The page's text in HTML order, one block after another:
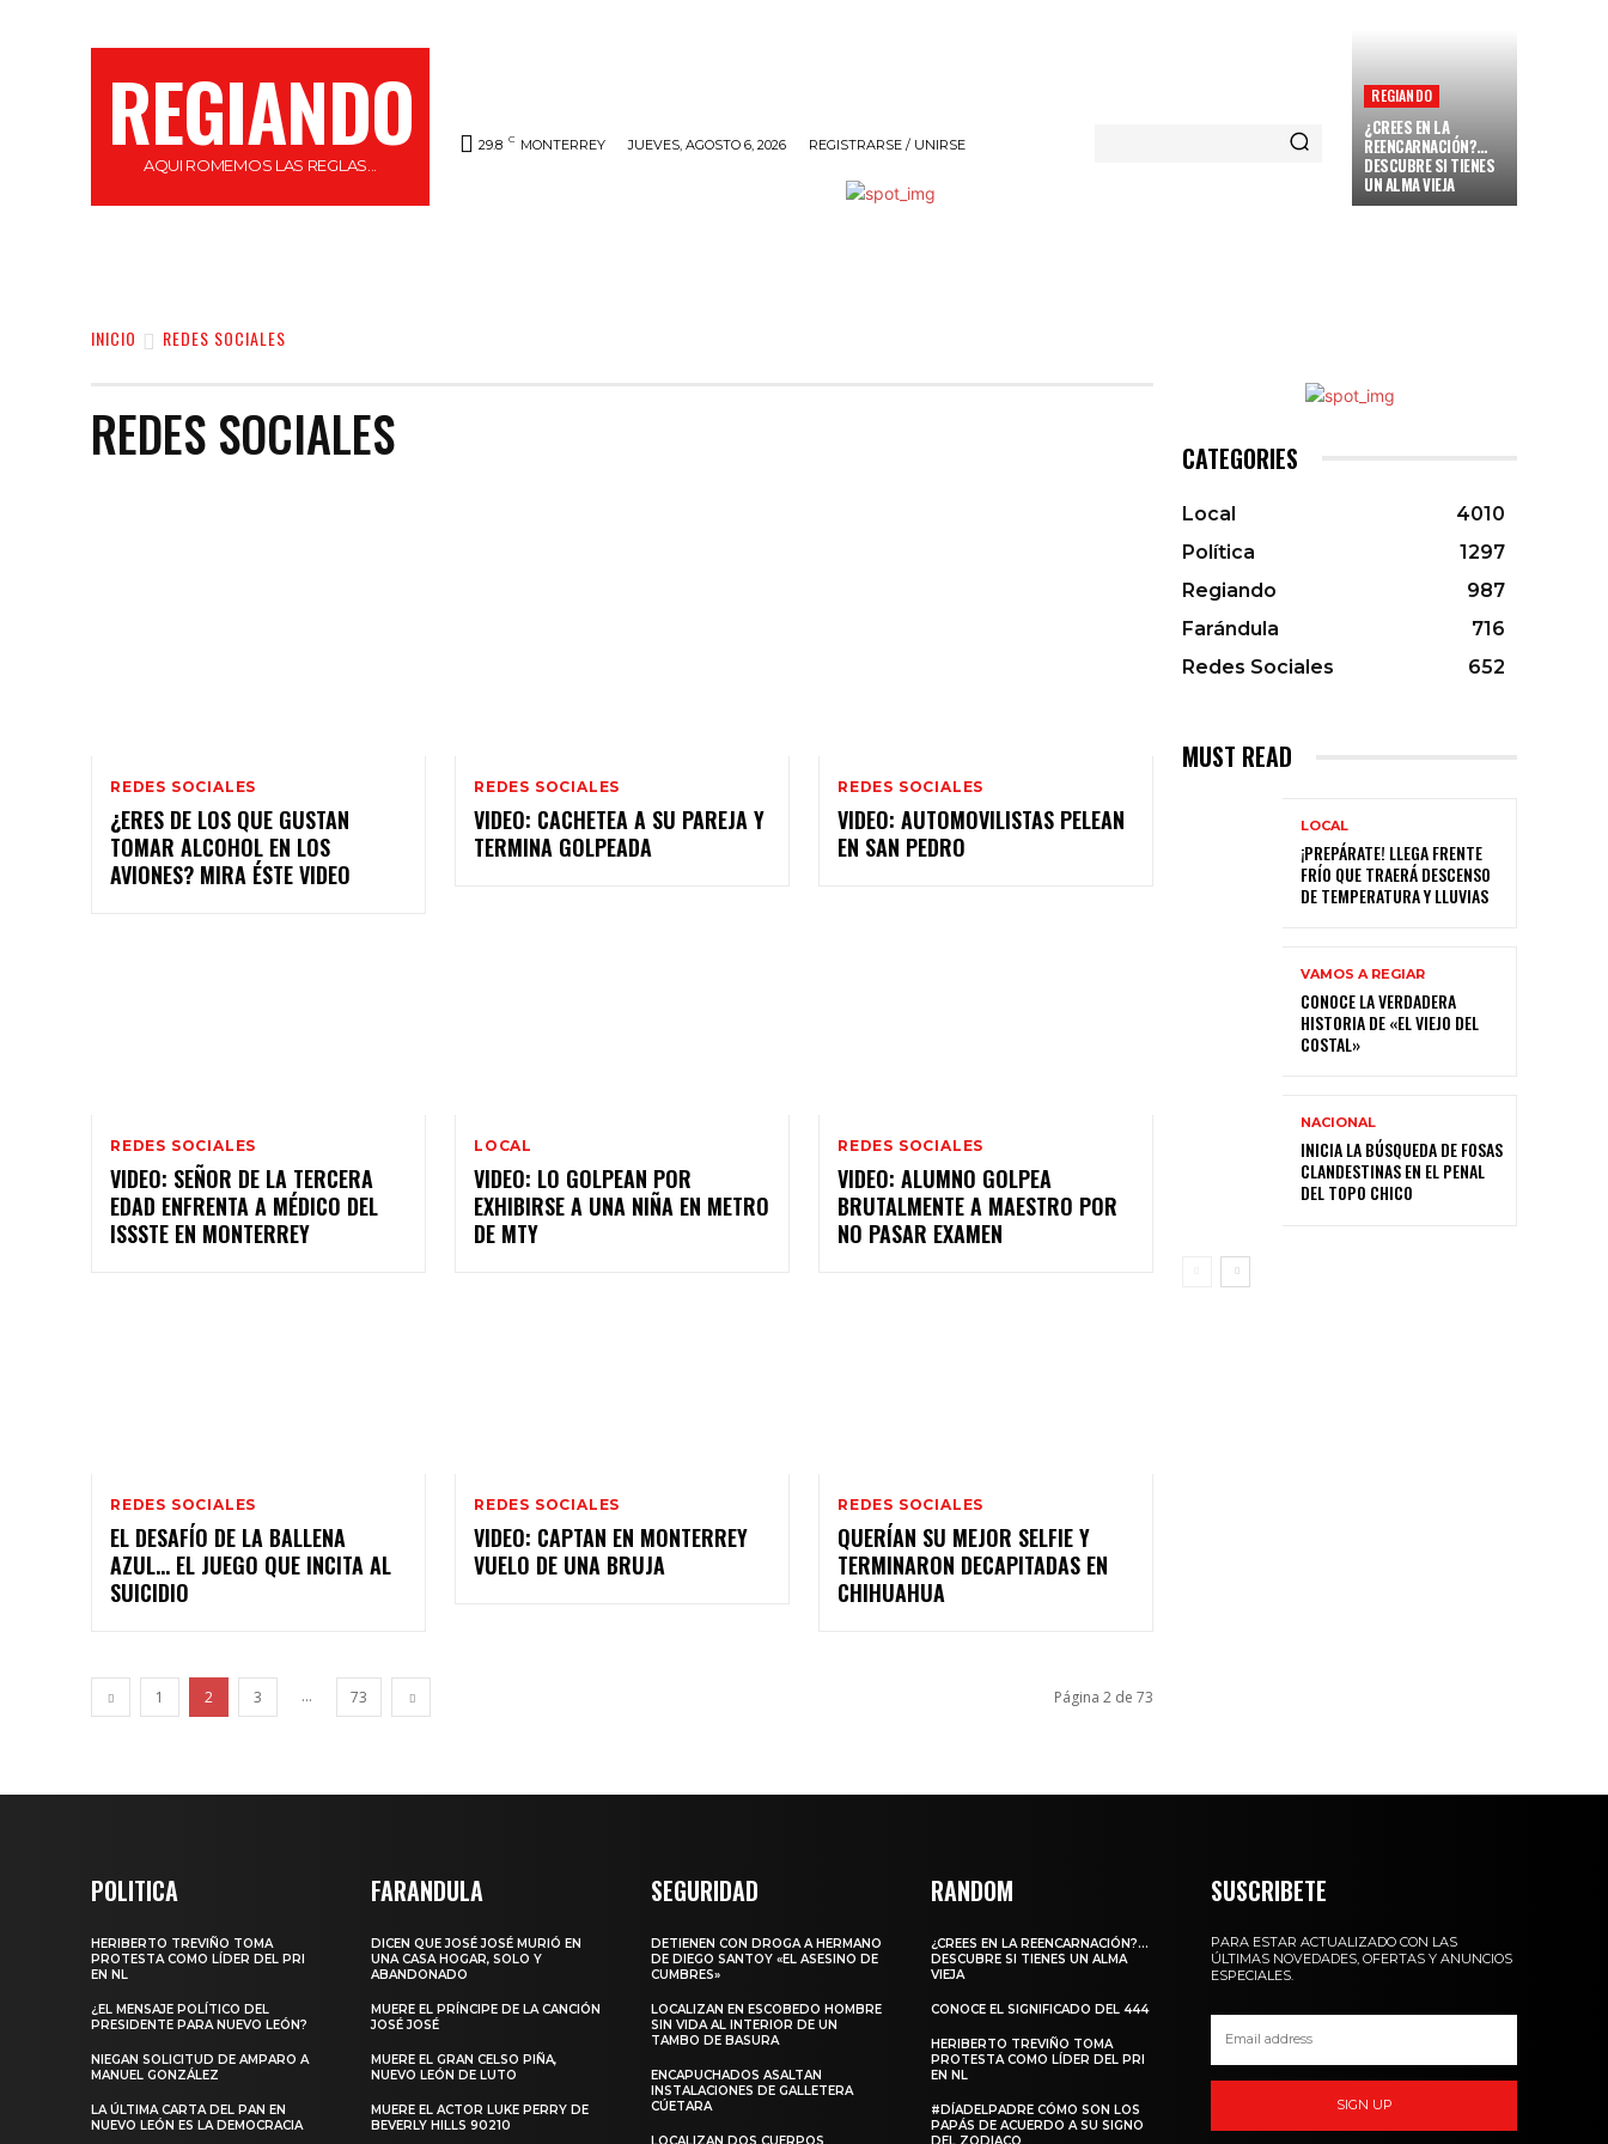
REGIANDO
AQUI ROMEMOS LAS REGLAS...
29.8 C MONTERREY JUEVES, AGOSTO 6, 2026 REGISTRARSE / UNIRSE
REGIANDO
¿CREES EN LA
REENCARNACIÓN?…
DESCUBRE SI TIENES
UN ALMA VIEJA
INICIO REDES SOCIALES
REDES SOCIALES
REDES SOCIALES
¿ERES DE LOS QUE GUSTAN
TOMAR ALCOHOL EN LOS
AVIONES? MIRA ÉSTE VIDEO
REDES SOCIALES
VIDEO: CACHETEA A SU PAREJA Y
TERMINA GOLPEADA
REDES SOCIALES
VIDEO: AUTOMOVILISTAS PELEAN
EN SAN PEDRO
REDES SOCIALES
VIDEO: SEÑOR DE LA TERCERA
EDAD ENFRENTA A MÉDICO DEL
ISSSTE EN MONTERREY
LOCAL
VIDEO: LO GOLPEAN POR
EXHIBIRSE A UNA NIÑA EN METRO
DE MTY
REDES SOCIALES
VIDEO: ALUMNO GOLPEA
BRUTALMENTE A MAESTRO POR
NO PASAR EXAMEN
REDES SOCIALES
EL DESAFÍO DE LA BALLENA
AZUL… EL JUEGO QUE INCITA AL
SUICIDIO
REDES SOCIALES
VIDEO: CAPTAN EN MONTERREY
VUELO DE UNA BRUJA
REDES SOCIALES
QUERÍAN SU MEJOR SELFIE Y
TERMINARON DECAPITADAS EN
CHIHUAHUA
1 2 3 ... 73 Página 2 de 73
CATEGORIES
Local
4010
Política
1297
Regiando
987
Farándula
716
Redes Sociales
652
MUST READ
LOCAL
¡PREPÁRATE! LLEGA FRENTE
FRÍO QUE TRAERÁ DESCENSO
DE TEMPERATURA Y LLUVIAS
VAMOS A REGIAR
CONOCE LA VERDADERA
HISTORIA DE «EL VIEJO DEL
COSTAL»
NACIONAL
INICIA LA BÚSQUEDA DE FOSAS
CLANDESTINAS EN EL PENAL
DEL TOPO CHICO
POLITICA
HERIBERTO TREVIÑO TOMA
PROTESTA COMO LÍDER DEL PRI
EN NL
¿EL MENSAJE POLÍTICO DEL
PRESIDENTE PARA NUEVO LEÓN?
NIEGAN SOLICITUD DE AMPARO A
MANUEL GONZÁLEZ
LA ÚLTIMA CARTA DEL PAN EN
NUEVO LEÓN ES LA DEMOCRACIA
FARANDULA
DICEN QUE JOSÉ JOSÉ MURIÓ EN
UNA CASA HOGAR, SOLO Y
ABANDONADO
MUERE EL PRÍNCIPE DE LA CANCIÓN
JOSÉ JOSÉ
MUERE EL GRAN CELSO PIÑA,
NUEVO LEÓN DE LUTO
MUERE EL ACTOR LUKE PERRY DE
BEVERLY HILLS 90210
SEGURIDAD
DETIENEN CON DROGA A HERMANO
DE DIEGO SANTOY «EL ASESINO DE
CUMBRES»
LOCALIZAN EN ESCOBEDO HOMBRE
SIN VIDA AL INTERIOR DE UN
TAMBO DE BASURA
ENCAPUCHADOS ASALTAN
INSTALACIONES DE GALLETERA
CÚETARA
RANDOM
¿CREES EN LA REENCARNACIÓN?…
DESCUBRE SI TIENES UN ALMA
VIEJA
CONOCE EL SIGNIFICADO DEL 444
HERIBERTO TREVIÑO TOMA
PROTESTA COMO LÍDER DEL PRI
EN NL
#DÍADELPADRE CÓMO SON LOS
PAPÁS DE ACUERDO A SU SIGNO
SUSCRIBETE
PARA ESTAR ACTUALIZADO CON LAS
ÚLTIMAS NOVEDADES, OFERTAS Y ANUNCIOS
ESPECIALES.
SIGN UP